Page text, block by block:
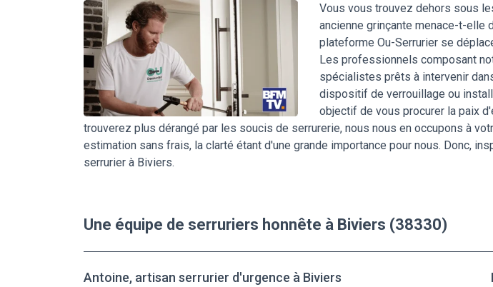
Vous vous trouvez dehors sous
ancienne grinçante menace-t-elle
plateforme Ou-Serrurier se
Les professionnels composant
spécialistes prêts à intervenir
dispositif de verrouillage ou
objectif de vous procurer la paix
trouverez plus dérangé par les soucis de serrurerie, nous nous en occupons à
estimation sans frais, la clarté étant d'une grande importance pour nous. Donc,
serrurier à Biviers.
Une équipe de serruriers honnête à Biviers (38330)
Antoine, artisan serrurier d'urgence à Biviers